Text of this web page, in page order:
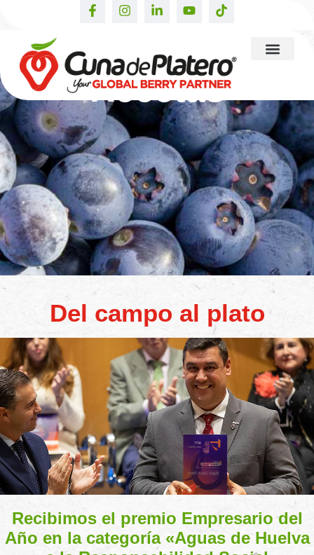
Recetas
Del campo al plato
Recibimos el premio Empresario del
Año en la categoría «Aguas de Huelva